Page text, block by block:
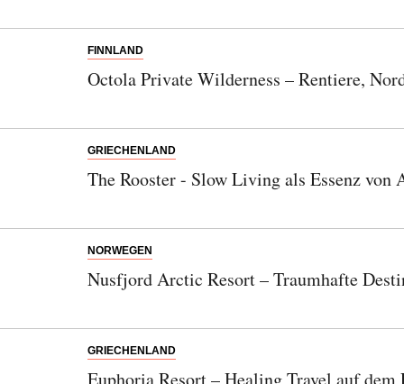
FINNLAND
Octola Private Wilderness – Rentiere,
GRIECHENLAND
The Rooster - Slow Living als Essenz von
NORWEGEN
Nusfjord Arctic Resort – Traumhafte
GRIECHENLAND
Euphoria Resort – Healing Travel auf dem